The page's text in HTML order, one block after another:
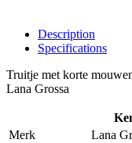
Description
Specifications
Truitje met korte
Lana Grossa
Merk
Lana